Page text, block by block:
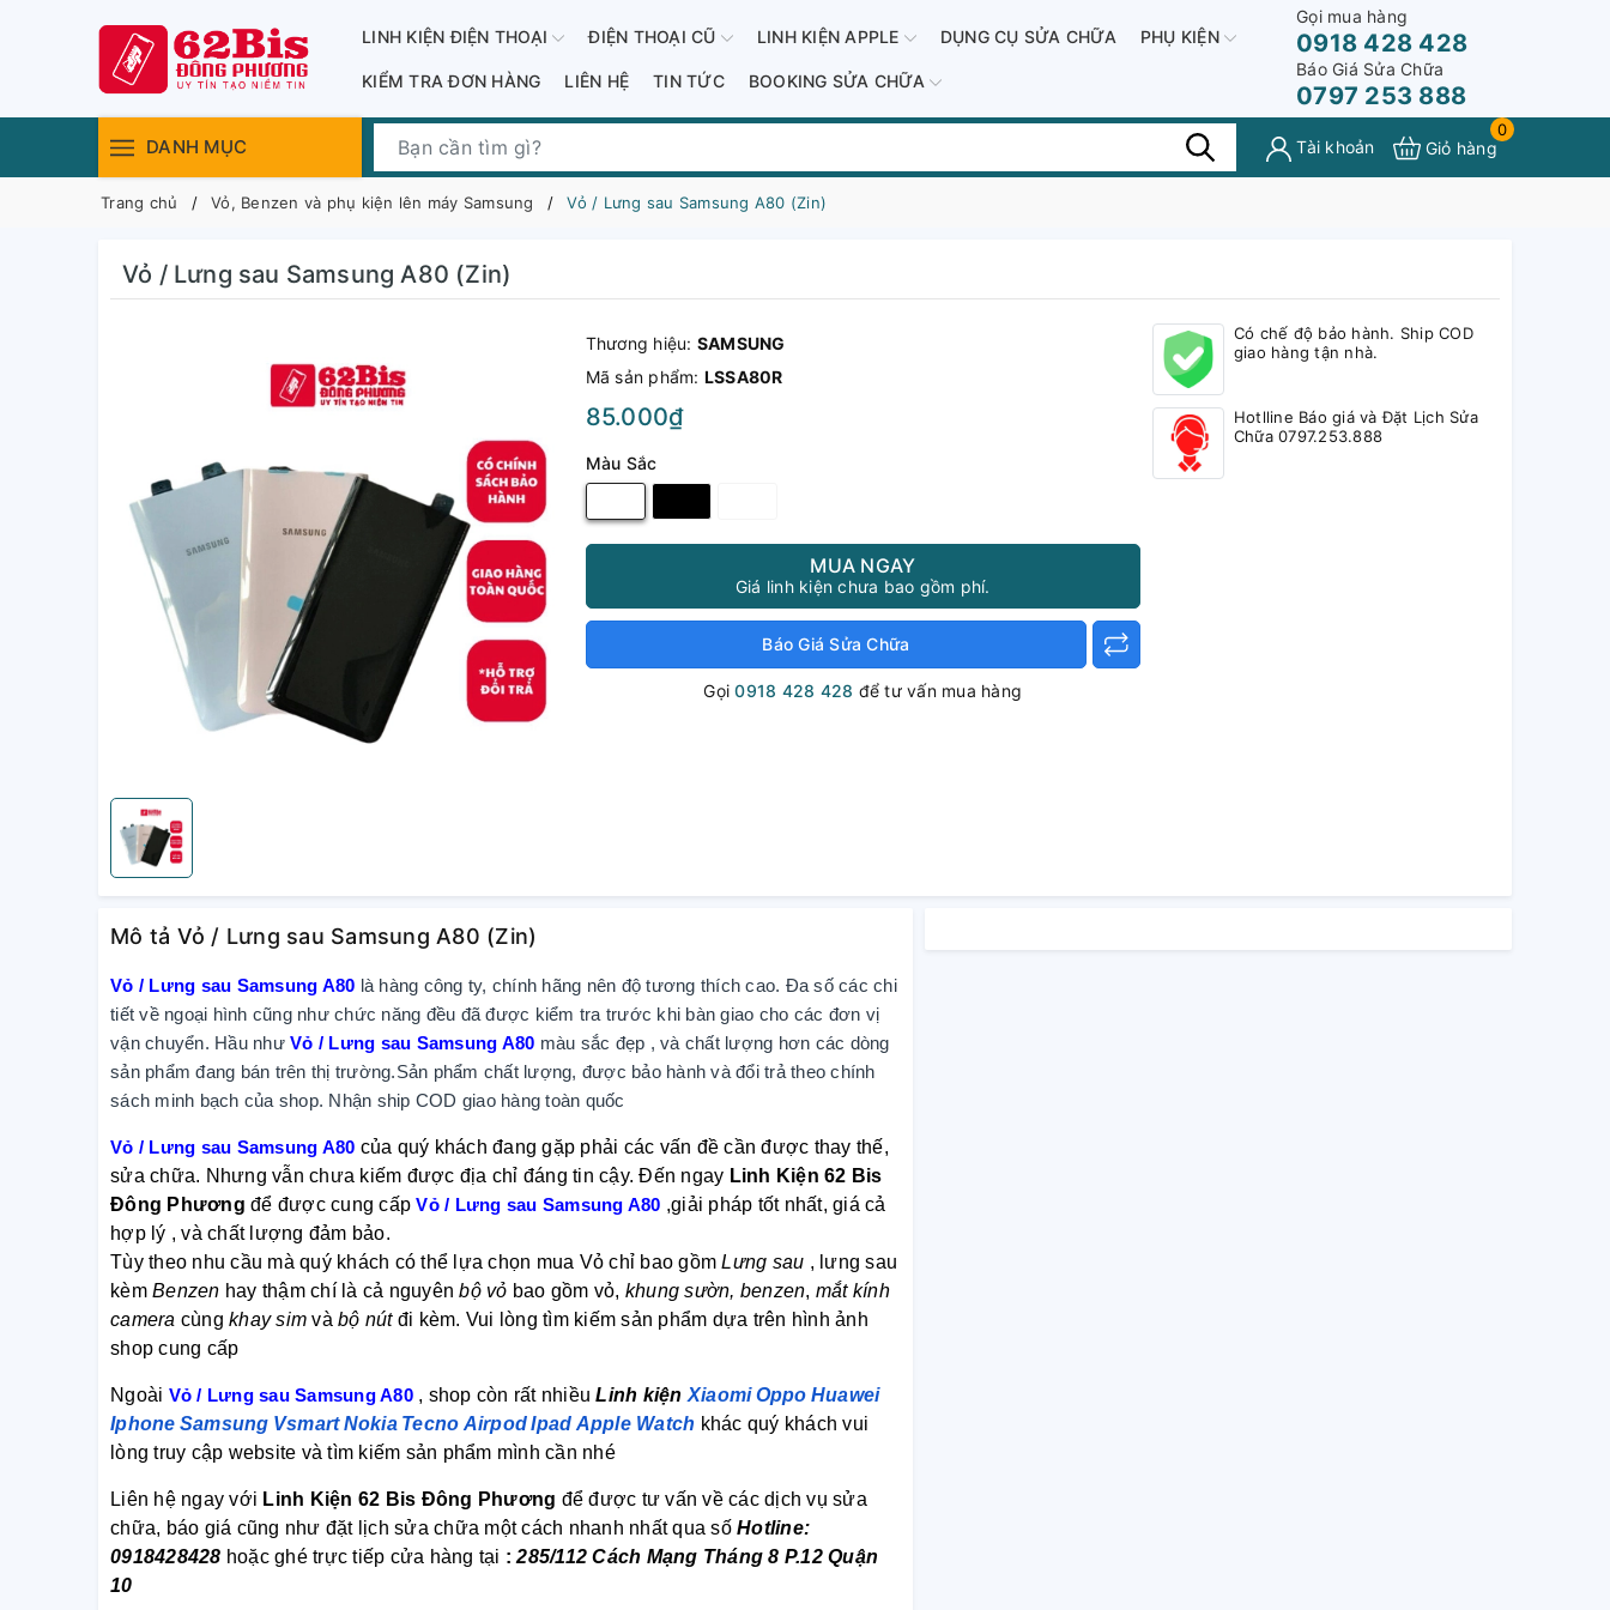
LINH KIỆN ĐIỆN THOẠI ĐIỆN THOẠI CŨ LINH KIỆN APPLE DỤNG CỤ SỬA CHỮA PHỤ KIỆN
KIỂM TRA ĐƠN HÀNG LIÊN HỆ TIN TỨC BOOKING SỬA CHỮA
Gọi mua hàng
0918 428 428
Báo Giá Sửa Chữa
0797 253 888
DANH MỤC Tài khoản
0
Giỏ hàng
Trang chủ Vỏ, Benzen và phụ kiện lên máy Samsung Vỏ / Lưng sau Samsung A80 (Zin)
Vỏ / Lưng sau Samsung A80 (Zin)
Thương hiệu: SAMSUNG
Mã sản phẩm: LSSA80R
85.000₫
Màu Sắc
MUA NGAY
Giá linh kiện chưa bao gồm phí.
Báo Giá Sửa Chữa
Gọi0918 428 428 để tư vấn mua hàng
Có chế độ bảo hành. Ship COD
giao hàng tận nhà.
Hotlline Báo giá và Đặt Lịch Sửa
Chữa 0797.253.888
Mô tả Vỏ / Lưng sau Samsung A80 (Zin)
Vỏ / Lưng sau Samsung A80 là hàng công ty, chính hãng nên độ tương thích cao. Đa số các chi
tiết về ngoại hình cũng như chức năng đều đã được kiểm tra trước khi bàn giao cho các đơn vị
vận chuyển. Hầu nhưVỏ / Lưng sau Samsung A80 màu sắc đẹp , và chất lượng hơn các dòng
sản phẩm đang bán trên thị trường.Sản phẩm chất lượng, được bảo hành và đổi trả theo chính
sách minh bạch của shop. Nhận ship COD giao hàng toàn quốc
Vỏ / Lưng sau Samsung A80 của quý khách đang gặp phải các vấn đề cần được thay thế,
sửa chữa. Nhưng vẫn chưa kiếm được địa chỉ đáng tin cậy. Đến ngay Linh Kiện 62 Bis
Đông Phương để được cung cấpVỏ / Lưng sau Samsung A80 ,giải pháp tốt nhất, giá cả
hợp lý , và chất lượng đảm bảo.
Tùy theo nhu cầu mà quý khách có thể lựa chọn mua Vỏ chỉ bao gồmLưng sau , lưng sau
kèm Benzen hay thậm chí là cả nguyênbộ vỏ bao gồm vỏ, khung sườn, benzen, mắt kính
camera cùng khay sim và bộ nútđi kèm. Vui lòng tìm kiếm sản phẩm dựa trên hình ảnh
shop cung cấp
Ngoài Vỏ / Lưng sau Samsung A80, shop còn rất nhiềuLinh kiện Xiaomi Oppo Huawei
Iphone Samsung Vsmart Nokia Tecno AirpodIpad Apple Watch khác quý khách vui
lòng truy cập website và tìm kiếm sản phẩm mình cần nhé
Liên hệ ngay với Linh Kiện 62 Bis Đông Phương để được tư vấn về các dịch vụ sửa
chữa, báo giá cũng như đặt lịch sửa chữa một cách nhanh nhất qua số Hotline:
0918428428 hoặc ghé trực tiếp cửa hàng tại :285/112 Cách Mạng Tháng 8 P.12 Quận
10